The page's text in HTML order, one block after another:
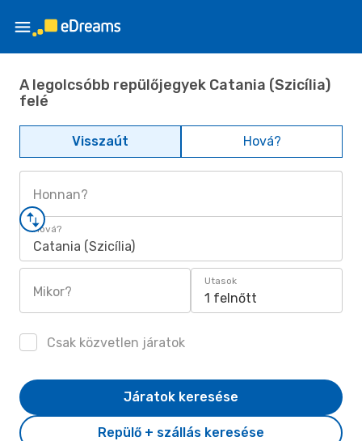
A legolcsóbb repülőjegyek Catania (Szicília)
felé
Visszaút Hová?
Honnan?
Hová?
Catania (Szicília)
Mikor?
Utasok
1 felnőtt
Csak közvetlen járatok
Repülő + szállás keresése
Járatok keresése